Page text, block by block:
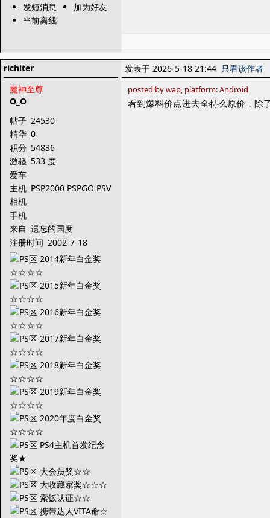
发短消息
加为好友
当前离线
richiter
魔神至尊
O_O
帖子 24530
精华 0
积分 54836
激骚 533 度
爱车
主机 PSP2000 PSPGO PSV
相机
手机
来自 遗忘的国度
注册时间 2002-7-18
发表于 2026-5-18 21:44 只看该作者
posted by wap, platform: Android
看到爆料价点进去全特么原价，除